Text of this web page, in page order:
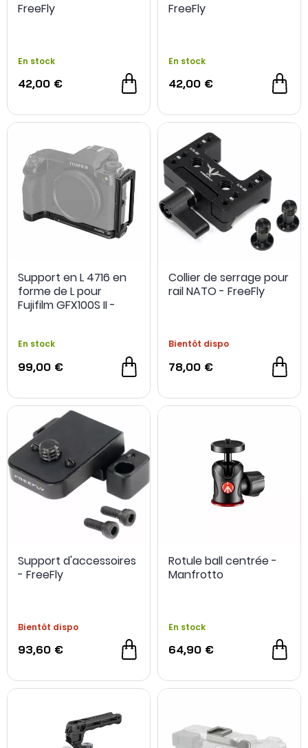
FreeFly
En stock
42,00 €
FreeFly
En stock
42,00 €
Support en L 4716 en
forme de L pour
Fujifilm GFX100S II -
En stock
99,00 €
Collier de serrage pour
rail NATO - FreeFly
Bientôt dispo
78,00 €
Support d'accessoires
- FreeFly
Bientôt dispo
93,60 €
Rotule ball centrée -
Manfrotto
En stock
64,90 €